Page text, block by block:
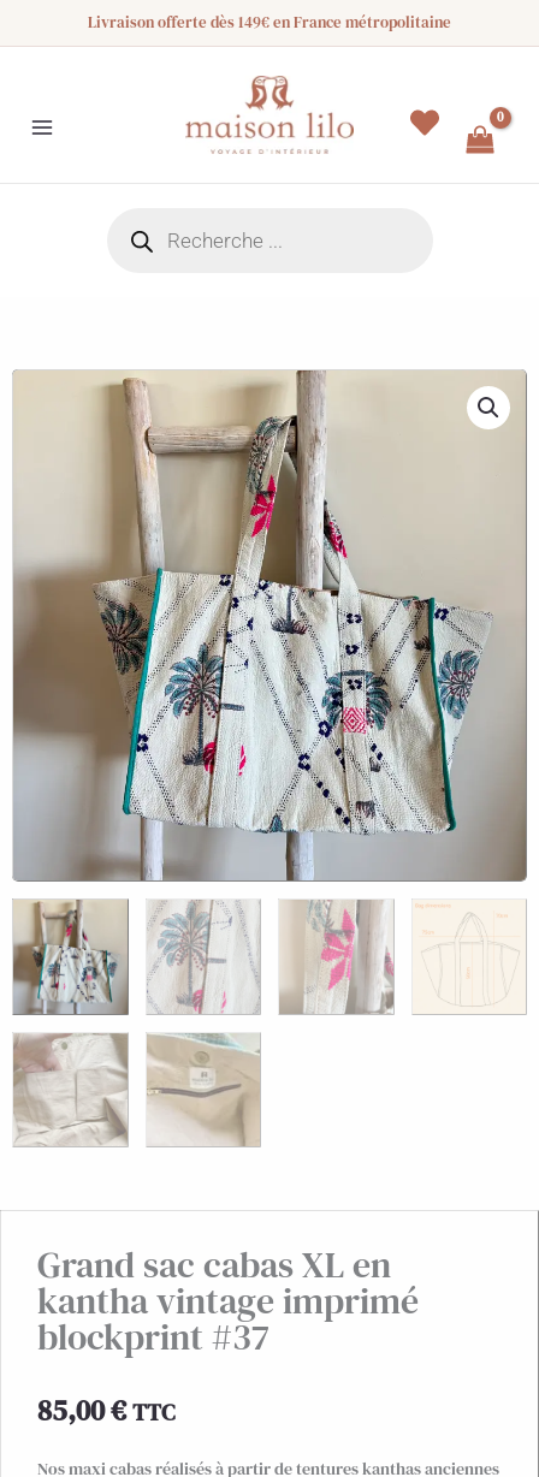
Livraison offerte dès 149€ en France métropolitaine
produits
Grand sac cabas XL en
kantha vintage imprimé
blockprint #37
85,00€TTC
Nos maxi cabas réalisés à partir de tentures kanthas anciennes